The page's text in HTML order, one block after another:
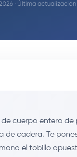
· Última
cuerpo entero de
cadera. Te
el tobillo